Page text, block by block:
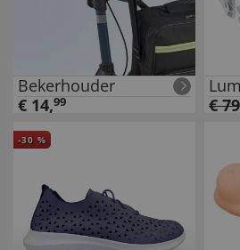
Bekerhouder
€ 14,99
€79
-30 %